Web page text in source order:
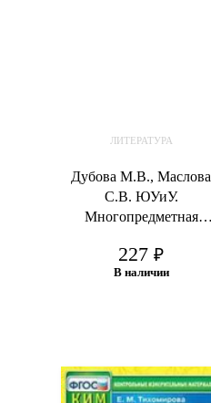
ЛИТЕРАТУРА
Дубова М.В., Маслова
С.В. ЮУиУ.
Многопредметная
класс. Методическое
пособие. Выпуск.1.
227 ₽
В наличии